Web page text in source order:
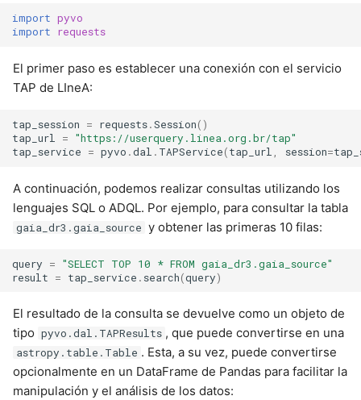
import pyvo
import
requests
El primer paso es establecer una conexión con el servicio
TAP de LIneA:
tap_session = requests.Session()
tap_url
=
"https://userquery.linea.org.br/tap"
tap_service
= pyvo .dal . TAPService(tap_url session=
A continuación, podemos realizar consultas utilizando los
lenguajes SQL o ADQL. Por ejemplo, para consultar la tabla
gaia_dr3.gaia_source y obtener las primeras 10 filas:
query =
"SELECT TOP 10 * FROM gaia_dr3.gaia_source"
result
= tap_service . search(query)
El resultado de la consulta se devuelve como un objeto de
tipo pyvo.dal.TAPResults , que puede convertirse en una
astropy.table.Table . Esta, a su vez, puede convertirse
opcionalmente en un DataFrame de Pandas para facilitar la
manipulación y el análisis de los datos: